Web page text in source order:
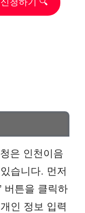
청하기 🔍
은 인천이음
습니다. 먼저
버튼을 클릭하
인 정보 입력